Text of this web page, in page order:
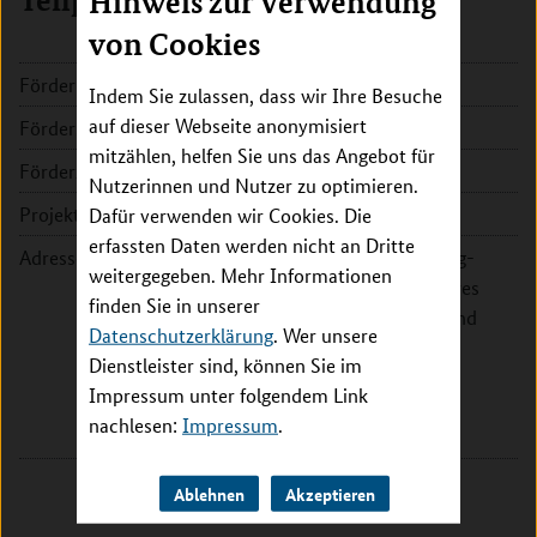
von Cookies
Indem Sie zulassen, dass wir Ihre Besuche
auf dieser Webseite anonymisiert
mitzählen, helfen Sie uns das Angebot für
Nutzerinnen und Nutzer zu optimieren.
Dafür verwenden wir Cookies. Die
erfassten Daten werden nicht an Dritte
weitergegeben. Mehr Informationen
finden Sie in unserer
Datenschutzerklärung. Wer unsere
Dienstleister sind, können Sie im
Impressum unter folgendem Link
nachlesen: Impressum.
Ablehnen Akzeptieren
Förderkennzeichen:
031L0239
Fördersumme:
293.165 EUR
Förderzeitraum:
2020 - 2023
Projektleitung:
Prof. Dr. Renate Schnabel
Adresse:
Universitätsklinikum Hamburg-
Eppendorf (UKE) - Universitäres
Herzzentrum (UHZ) - Klinik und
Poliklinik für Allgemeine und
Interventionelle Kardiologie
Martinistr. 52
20251 Hamburg